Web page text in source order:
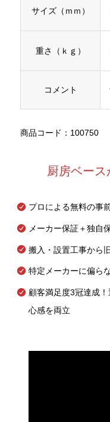
サイズ（ｍｍ）
重さ（ｋｇ）
コメント
商品コード：100750
厨房ベー
プロによる無料の事
メーカー保証＋独自
搬入・設置工事から
特定メーカーに偏ら
顧客満足度3冠達成
心感を両立